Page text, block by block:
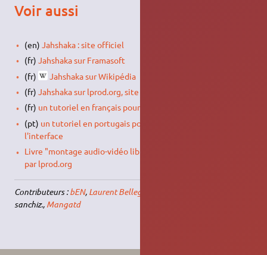
Voir aussi
(en) Jahshaka : site officiel
(fr) Jahshaka sur Framasoft
(fr)
Jahshaka sur Wikipédia
(fr) Jahshaka sur lprod.org, site dédié vidéo 100% libre
(fr) un tutoriel en français pour la prise en main de l'interface
(pt) un tutoriel en portugais pour la prise en main de
l'interface
Livre "montage audio-vidéo libre" Editions Eyrolles - Ecrit
par lprod.org
Contributeurs :bEN, Laurent Bellegarde
sanchiz., Mangatd